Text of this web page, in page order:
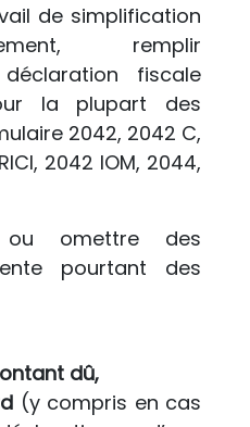
de simplification
remplir
fiscale
la plupart des
2042, 2042 C,
2042 IOM, 2044,
omettre des
pourtant des
dû,
(y compris en cas